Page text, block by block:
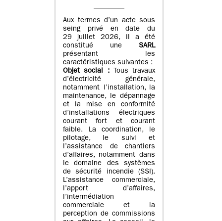
Aux termes d’un acte sous
seing privé en date du
29 juillet 2026, il a été
constitué une SARL
présentant les
caractéristiques suivantes :
Objet social :
Tous travaux
d’électricité générale,
notamment l’installation, la
maintenance, le dépannage
et la mise en conformité
d’installations électriques
courant fort et courant
faible. La coordination, le
pilotage, le suivi et
l’assistance de chantiers
d’affaires, notamment dans
le domaine des systèmes
de sécurité incendie (SSI).
L’assistance commerciale,
l’apport d’affaires,
l’intermédiation
commerciale et la
perception de commissions